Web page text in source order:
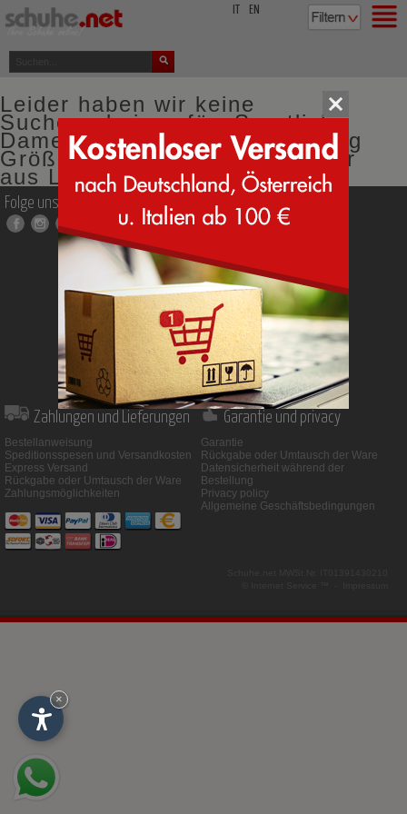
EN
Leider haben wir keine
Suchergebnisse für: Sportliche
Damen Sneakers mit Schnürung
Größe 45 Farbe schwarz Futter
aus Lammfell
Folge uns auf schuhe. net
Fragen
Schuhgrößen
Brauchen Sie Hilfe bei Ihren
Entscheidungen?
Impressum
Credits & Partner
Zahlungen und Lieferungen
Bestellanweisung
Speditionsspesen und Versandkosten
Express Versand
Rückgabe oder Umtausch der Ware
Zahlungsmöglichkeiten
Garantie und privacy
Garantie
Rückgabe oder Umtausch der Ware
Datensicherheit während der
Bestellung
Privacy policy
Allgemeine Geschäftsbedingungen
×